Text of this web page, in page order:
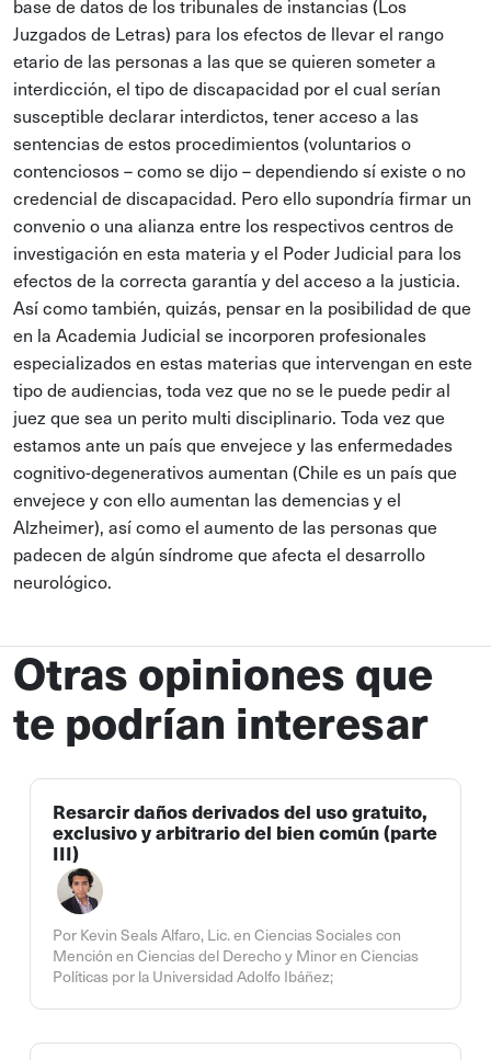
base de datos de los tribunales de instancias (Los
Juzgados de Letras) para los efectos de llevar el rango
etario de las personas a las que se quieren someter a
interdicción, el tipo de discapacidad por el cual serían
susceptible declarar interdictos, tener acceso a las
sentencias de estos procedimientos (voluntarios o
contenciosos – como se dijo – dependiendo sí existe o no
credencial de discapacidad. Pero ello supondría firmar un
convenio o una alianza entre los respectivos centros de
investigación en esta materia y el Poder Judicial para los
efectos de la correcta garantía y del acceso a la justicia.
Así como también, quizás, pensar en la posibilidad de que
en la Academia Judicial se incorporen profesionales
especializados en estas materias que intervengan en este
tipo de audiencias, toda vez que no se le puede pedir al
juez que sea un perito multi disciplinario. Toda vez que
estamos ante un país que envejece y las enfermedades
cognitivo-degenerativos aumentan (Chile es un país que
envejece y con ello aumentan las demencias y el
Alzheimer), así como el aumento de las personas que
padecen de algún síndrome que afecta el desarrollo
neurológico.
Otras opiniones que
te podrían interesar
Resarcir daños derivados del uso gratuito,
exclusivo y arbitrario del bien común (parte
III)
Por Kevin Seals Alfaro, Lic. en Ciencias Sociales con
Mención en Ciencias del Derecho y Minor en Ciencias
Políticas por la Universidad Adolfo Ibáñez;